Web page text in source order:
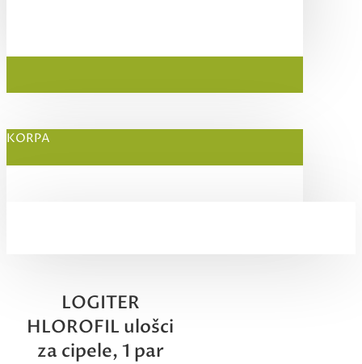
KORPA
LOGITER
HLOROFIL ulošci
za cipele, 1 par